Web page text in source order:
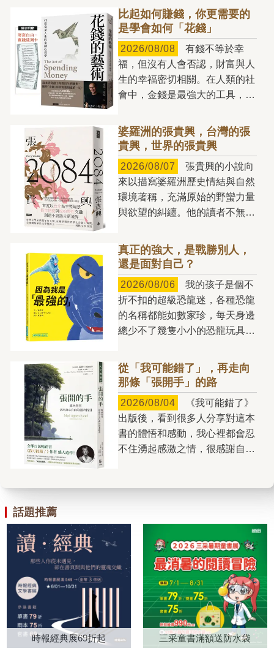
比起如何賺錢，你更需要的
是學會如何「花錢」
2026/08/08
福，但沒有人會否認，財富與人
生的幸福密切相關。在人類的社
會中，金錢是最強大的工具，也
你每天都將寸步難行。我們總是
拚命賺錢，卻往往不知道該如何
花錢。無止境地儲蓄，卻不敢把
錢用在真正能讓人生更美好的事
物上。我們混淆了欽佩與羨慕、
舒適與過度、效用與地位，一不
小心，就從財富的主人，變成了
錢」，將直接決定你的人生是否
幸福。有些人家財萬貫，卻一毛
不拔，對自己和身邊的人十分吝
嗇，雖然坐擁龐大財富，但卻
「窮得只剩下錢」；有的人花錢
如流水，毫無節制地透支自己的
別，將錢用得精準有度，過著自
在富足的人生。 金錢能夠以
驚人的方式形塑人們的生命。如
果你不思考如何正確地用錢，錢
就會來用你，它會控制你，會把
你變成它的囚犯，毫不留情，且
算、訣竅，或一體適用的解決方
案。它旨在讓你了解你和金錢的
關係，會如何影響你的決定，進
而了解如何重新塑造這份關係，
並讓金錢為你效力。書中也提到
財富自由的「15個心理層次」。
每個人都能在這個框架中找到屬
於自己的位置，了解自己接下來
的追求。這個框架的價值，不在
婆羅洲的張貴興，台灣的張
貴興，世界的張貴興
2026/08/07
來以描寫婆羅洲歷史情結與自然
環境著稱，充滿原始的野蠻力量
與欲望的糾纏。他的讀者不無可
婆羅洲，與熱帶雨林血脈相連，
若是脫離婆羅洲的土壤，或許無
處扎根。但張貴興就如任何忠實
於創作的小說家，不斷用小說探
索更多的人間樣態，貢獻給讀者
們，也因而成就《2084》這樣
的大跨越，台北成為小說主要場
有」的筆力，讓這個地方的某些
靈魂甦醒，讓某些發自於此地的
獨特次聲波能被感知。 如果
不是張貴興，我們看不到這樣的
台北，就如同如果沒有張貴興，
我們看不到那樣的婆羅洲。
愛欲是《2084》中一支突出的
祿，對他的摯愛梅兒述說他與多
女人的態度與對待方式，但小說
並未單純停留在所謂的男性凝
視，而是展現出更為複雜多面的
欲望關係。書中女人所受到的控
制有暴力性質（如有權有勢的乾
爹），有金錢性質（如妓院），
有情愛性質（如男性角色對女人
的引誘）。這幾種男性對女性的
真正的強大，是戰勝別人，
還是面對自己？
2026/08/06
折不扣的超級恐龍迷，各種恐龍
的名稱都能如數家珍，每天身邊
總少不了幾隻小小的恐龍玩具。
建各自的「世界」：有時將牠們
分成草食性與肉食性兩大區域，
有時則依照生活環境，安排在海
洋或陸地棲息；甚至還會仿照電
影《侏羅紀公園》的情境，為某
些恐龍設置特別管制區。 孩
子在恐龍玩具的世界裡遊戲時，
《因為我是「最強的」》時，我
立刻被封面上占據大半畫面的鱷
魚臉龐吸引。書封一角，一隻暴
龍正從遠方迎面而來；畫面中的
鱷魚與暴龍，都有著同樣銳利的
黃色眼睛，讓人一時分辨不出
來，書名所說的「最強的」，究
竟指的是暴龍，還是鱷魚？
從「我可能錯了」，再走向
那條「張開手」的路
2026/08/04
出版後，看到很多人分享對這本
書的體悟和感動，我心裡都會忍
不住湧起感激之情，很感謝自己
頭」，也因此開始特別留意自己
和身邊人的念頭，比如我的母
親。每次聽她重複在抱怨同樣的
事，我就一直想到書中說的：傷
害自己最大的，就是你最難放下
的那個念頭。看到她的不快樂與
對身邊人的影響，我深深體會
到，人的念頭如何一步步奪走人
的尊嚴與自由。 原本以為
話題推薦
時報經典展69折起 三采童書滿額送防水袋